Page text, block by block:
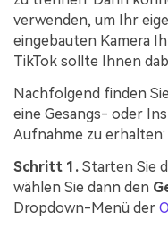
verwenden, um Ihr
eingebauten Kamera
TikTok sollte Ihnen
Nachfolgend finden
eine Gesangs- oder
Aufnahme zu erhalten:
Schritt 1. Starten Sie
wählen Sie dann den
Dropdown-Menü der